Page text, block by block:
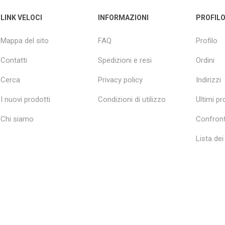
LINK VELOCI
Mappa del sito
Contatti
Cerca
I nuovi prodotti
Chi siamo
INFORMAZIONI
FAQ
Spedizioni e resi
Privacy policy
Condizioni di utilizzo
PROFILO
Profilo
Ordini
Indirizzi
Ultimi
Lista